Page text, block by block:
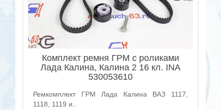
Комплект ремня ГРМ с роликами
Лада Калина, Калина 2 16 кл. INA
530053610
Ремкомплект ГРМ Лада Калина ВАЗ 1117,
1118, 1119 и..